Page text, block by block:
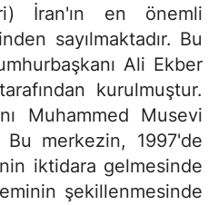
İran'ın en önemli
sayılmaktadır. Bu
Ali Ekber
kurulmuştur.
Muhammed Musevi
merkezin, 1997'de
iktidara gelmesinde
şekillenmesinde